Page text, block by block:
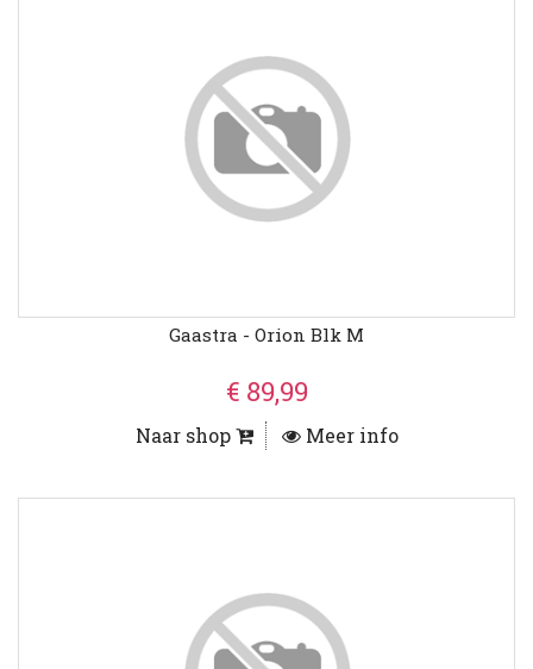
Gaastra - Orion Blk M
€ 89,99
Naar shop Meer info